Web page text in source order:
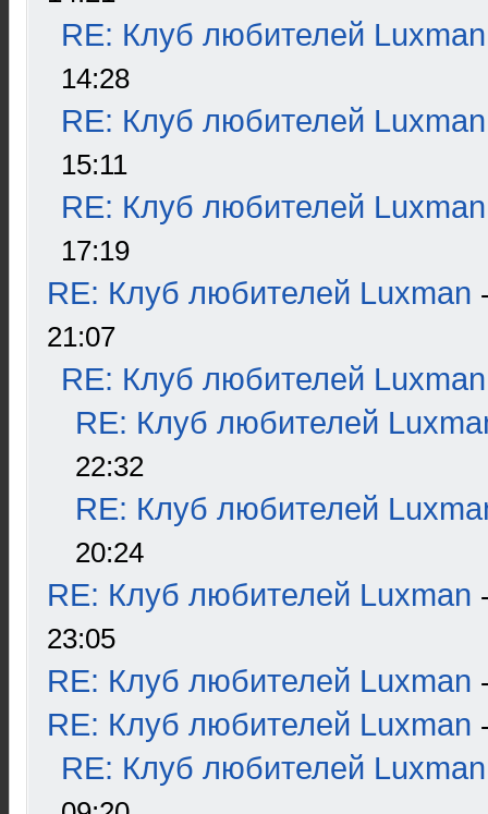
RE: Клуб любителей Luxman
14:28
RE: Клуб любителей Luxman
15:11
RE: Клуб любителей Luxman
17:19
RE: Клуб любителей Luxman
21:07
RE: Клуб любителей Luxman
RE: Клуб любителей
22:32
RE: Клуб любителей
20:24
RE: Клуб любителей Luxman
23:05
RE: Клуб любителей Luxman
RE: Клуб любителей Luxman
RE: Клуб любителей Luxman